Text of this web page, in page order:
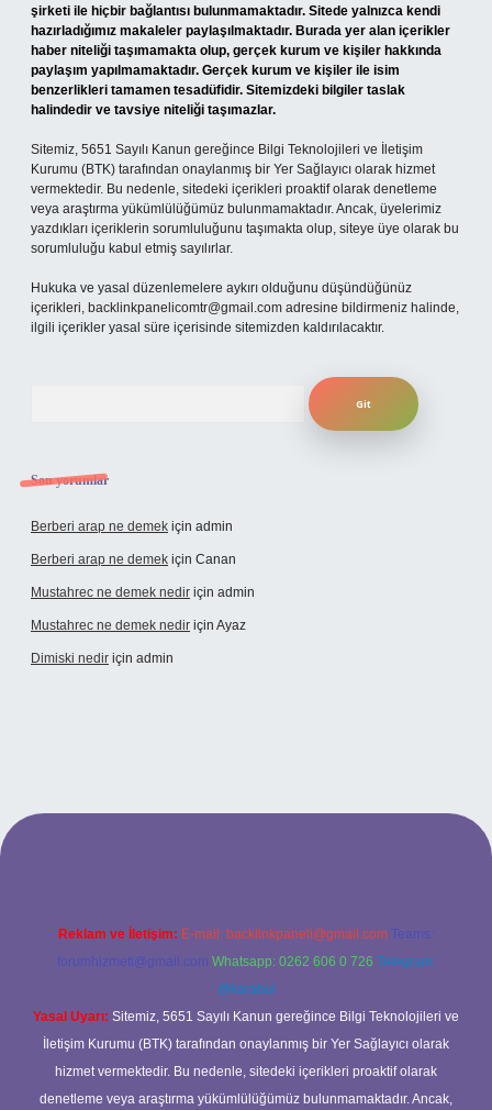
şirketi ile hiçbir bağlantısı bulunmamaktadır. Sitede yalnızca kendi
hazırladığımız makaleler paylaşılmaktadır. Burada yer alan içerikler
haber niteliği taşımamakta olup, gerçek kurum ve kişiler hakkında
paylaşım yapılmamaktadır. Gerçek kurum ve kişiler ile isim
benzerlikleri tamamen tesadüfidir. Sitemizdeki bilgiler taslak
halindedir ve tavsiye niteliği taşımazlar.
Sitemiz, 5651 Sayılı Kanun gereğince Bilgi Teknolojileri ve İletişim
Kurumu (BTK) tarafından onaylanmış bir Yer Sağlayıcı olarak hizmet
vermektedir. Bu nedenle, sitedeki içerikleri proaktif olarak denetleme
veya araştırma yükümlülüğümüz bulunmamaktadır. Ancak, üyelerimiz
yazdıkları içeriklerin sorumluluğunu taşımakta olup, siteye üye olarak bu
sorumluluğu kabul etmiş sayılırlar.
Hukuka ve yasal düzenlemelere aykırı olduğunu düşündüğünüz
içerikleri, backlinkpanelicomtr@gmail.com adresine bildirmeniz halinde,
ilgili içerikler yasal süre içerisinde sitemizden kaldırılacaktır.
Son yorumlar
Berberi arap ne demek için admin
Berberi arap ne demek için Canan
Mustahrec ne demek nedir için admin
Mustahrec ne demek nedir için Ayaz
Dimiski nedir için admin
tulipbett.net/
Reklam ve İletişim: E-mail: backlinkpaneli@gmail.com Teams:
forumhizmeti@gmail.com Whatsapp: 0262 606 0 726 Telegram:
@karabul
Yasal Uyarı: Sitemiz, 5651 Sayılı Kanun gereğince Bilgi Teknolojileri ve
İletişim Kurumu (BTK) tarafından onaylanmış bir Yer Sağlayıcı olarak
hizmet vermektedir. Bu nedenle, sitedeki içerikleri proaktif olarak
denetleme veya araştırma yükümlülüğümüz bulunmamaktadır. Ancak,